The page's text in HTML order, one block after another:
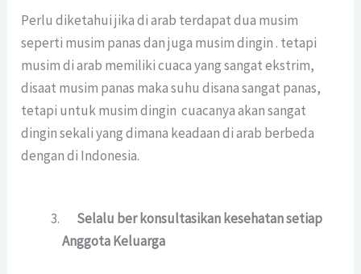
Perlu diketahui jika di arab terdapat dua musim
seperti musim panas dan juga musim dingin . tetapi
musim di arab memiliki cuaca yang sangat ekstrim,
disaat musim panas maka suhu disana sangat panas,
tetapi untuk musim dingin cuacanya akan sangat
dingin sekali yang dimana keadaan di arab berbeda
dengan di Indonesia.
Selalu ber konsultasikan kesehatan setiap
Anggota Keluarga